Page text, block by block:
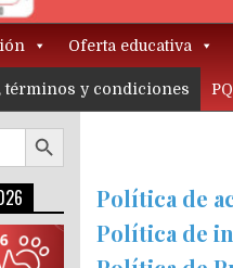
Oferta educativa
términos y condiciones
Política de
Política de
Botón de búsqueda